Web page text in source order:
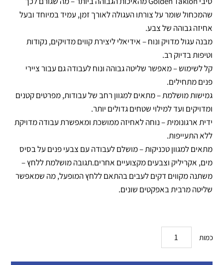
שהמכחול שומר על צורתו העגולה לאורך זמן, עמיד במיוחד ובעל
אחיזה גבוהה של צבע.
מבנה עגול מדויק ונוח – אידיאלי ליצירת קווים מדויקים, נקודות
וטיפות בדיוק רב.
קל לשימוש – מאפשר שליטה גבוהה ונוח לעבודה גם עבור ציירי
פנים מתחילים.
גמישות מושלמת – מתאים למגוון רחב של עבודות, מפרטים קטנים
ומדויקים ועד למילוי שטחים גדולים יותר.
ידית ארגונומית – נוחה לאחיזה ממושכת ומאפשרת עבודה מדויקת
ללא התעייפות.
מתאים למגוון טכניקות – מושלם לעבודה עם צבעי פנים על בסיס
מים, אקריליק וצבעים מקצועיים אחרים.תגובה מושלמת ללחץ –
משתנה מקווים דקים לעבים בהתאם ללחץ המופעל, מה שמאפשר
שליטה מרבית באפקטים שונים.
כמות